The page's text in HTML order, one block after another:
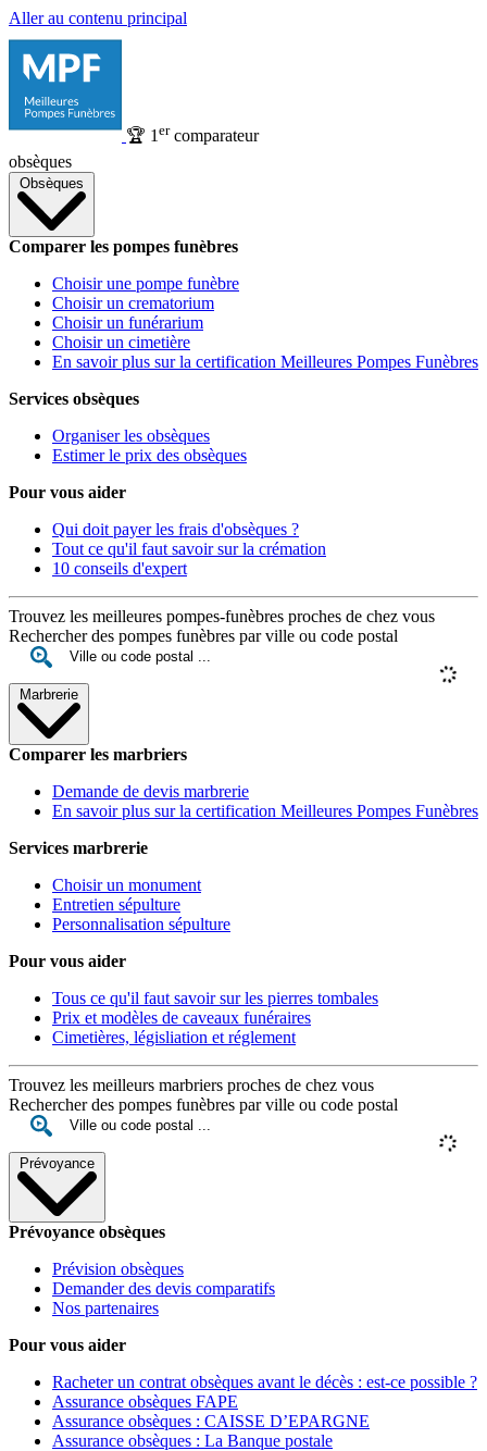
Aller au contenu principal
🏆 1 ercomparateur
obsèques
Obsèques
Comparer les pompes funèbres
Choisir une pompe funèbre
Choisir un crematorium
Choisir un funérarium
Choisir un cimetière
En savoir plus sur la certification Meilleures Pompes Funèbres
Services obsèques
Organiser les obsèques
Estimer le prix des obsèques
Pour vous aider
Qui doit payer les frais d'obsèques ?
Tout ce qu'il faut savoir sur la crémation
10 conseils d'expert
Trouvez les meilleures pompes-funèbres proches de chez vous
Rechercher des pompes funèbres par ville ou code postal
Marbrerie
Comparer les marbriers
Demande de devis marbrerie
En savoir plus sur la certification Meilleures Pompes Funèbres
Services marbrerie
Choisir un monument
Entretien sépulture
Personnalisation sépulture
Pour vous aider
Tous ce qu'il faut savoir sur les pierres tombales
Prix et modèles de caveaux funéraires
Cimetières, législiation et réglement
Trouvez les meilleurs marbriers proches de chez vous
Rechercher des pompes funèbres par ville ou code postal
Prévoyance
Prévoyance obsèques
Prévision obsèques
Demander des devis comparatifs
Nos partenaires
Pour vous aider
Racheter un contrat obsèques avant le décès : est-ce possible ?
Assurance obsèques FAPE
Assurance obsèques : CAISSE D’EPARGNE
Assurance obsèques : La Banque postale